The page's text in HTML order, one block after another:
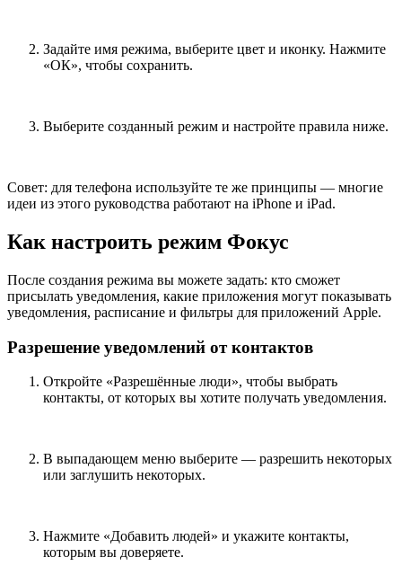
Задайте имя режима, выберите цвет и иконку. Нажмите
«ОК», чтобы сохранить.
Выберите созданный режим и настройте правила ниже.
Совет: для телефона используйте те же принципы — многие
идеи из этого руководства работают на iPhone и iPad.
Как настроить режим Фокус
После создания режима вы можете задать: кто сможет
присылать уведомления, какие приложения могут показывать
уведомления, расписание и фильтры для приложений Apple.
Разрешение уведомлений от контактов
Откройте «Разрешённые люди», чтобы выбрать
контакты, от которых вы хотите получать уведомления.
В выпадающем меню выберите — разрешить некоторых
или заглушить некоторых.
Нажмите «Добавить людей» и укажите контакты,
которым вы доверяете.